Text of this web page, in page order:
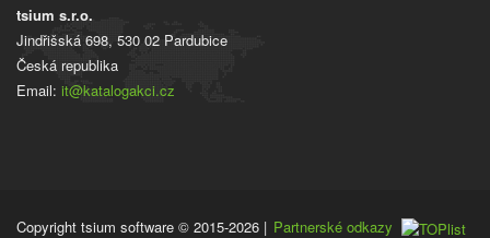
tsium s.r.o.
Jindřišská 698, 530 02 Pardubice
Česká republika
Email: it@katalogakci.cz
Copyright tsium software © 2015-2026 | Partnerské odkazy